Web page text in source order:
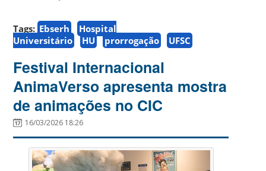
Tags: Ebserh
Hospital
Universitário
HU prorrogação UFSC
Festival Internacional
AnimaVerso apresenta mostra
de animações no CIC
16/03/2026 18:26